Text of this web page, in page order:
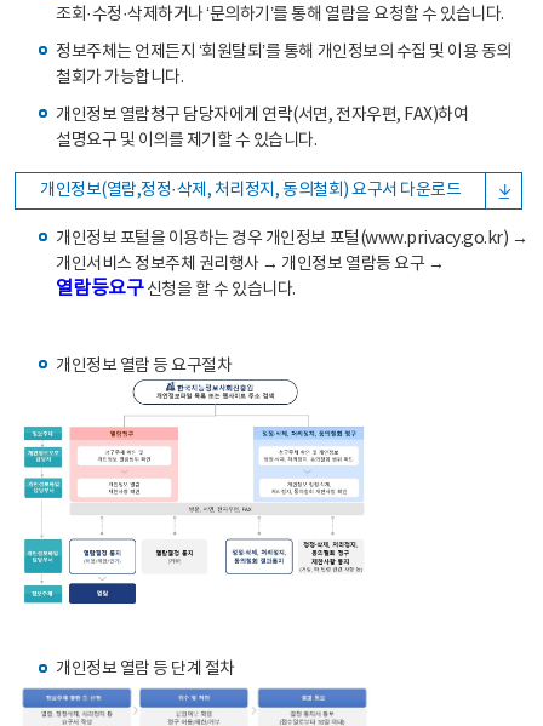
조회·수정·삭제하거나 ‘문의하기’를 통해 열람을 요청할 수 있습니다.
정보주체는 언제든지 ‘회원탈퇴’를 통해 개인정보의 수집 및 이용 동의
철회가 가능합니다.
개인정보 열람청구 담당자에게 연락(서면, 전자우편, FAX)하여
설명요구 및 이의를 제기할 수 있습니다.
개인정보(열람,정정·삭제, 처리정지, 동의철회) 요구서 다운로드
개인정보 포털을 이용하는 경우 개인정보 포털(www.privacy.go.kr) →
개인서비스 정보주체 권리행사 → 개인정보 열람등 요구 →
열람등요구신청을 할 수 있습니다.
개인정보 열람 등 요구절차
개인정보 열람 등 단계 절차